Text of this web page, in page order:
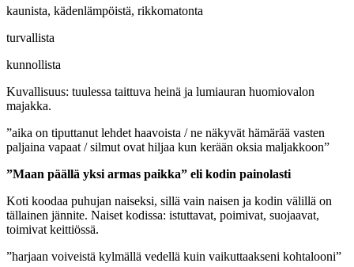
kaunista, kädenlämpöistä, rikkomatonta
turvallista
kunnollista
Kuvallisuus: tuulessa taittuva heinä ja lumiauran huomiovalon
majakka.
”aika on tiputtanut lehdet haavoista / ne näkyvät hämärää vasten
paljaina vapaat / silmut ovat hiljaa kun kerään oksia maljakkoon”
”Maan päällä yksi armas paikka” eli kodin painolasti
Koti koodaa puhujan naiseksi, sillä vain naisen ja kodin välillä on
tällainen jännite. Naiset kodissa: istuttavat, poimivat, suojaavat,
toimivat keittiössä.
”harjaan voiveistä kylmällä vedellä kuin vaikuttaakseni kohtalooni”